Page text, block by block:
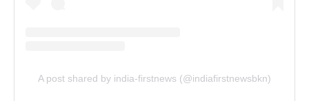
A post shared by india-firstnews (@indiafirstnewsbkn)